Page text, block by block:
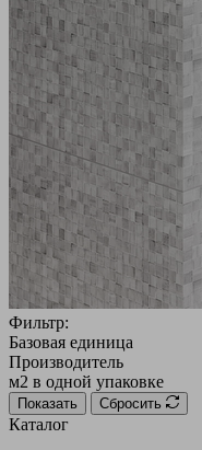
Фильтр:
Базовая единица
Производитель
м2 в одной упаковке
Показать Сбросить
Каталог